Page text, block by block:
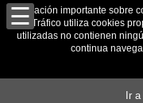
Información importante sobre
de Tráfico utiliza cookies
utilizadas no contienen
continua
Ir